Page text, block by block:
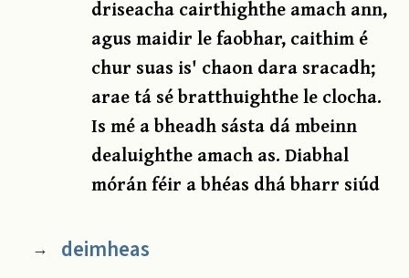
driseacha cairthighthe amach ann,
agus maidir le faobhar, caithim é
chur suas is' chaon dara sracadh;
arae tá sé bratthuighthe le clocha.
Is mé a bheadh sásta dá mbeinn
dealuighthe amach as. Diabhal
mórán féir a bhéas dhá bharr siúd
→ deimheas